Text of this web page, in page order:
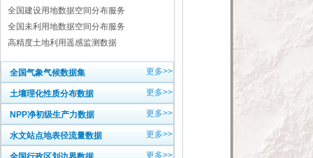
全国建设用地数据空间分布服务
全国未利用地数据空间分布服务
高精度土地利用遥感监测数据
全国气象气候数据集 更多>>
土壤理化性质分布数据 更多>>
NPP净初级生产力数据 更多>>
水文站点地表径流量数据 更多>>
更多>>